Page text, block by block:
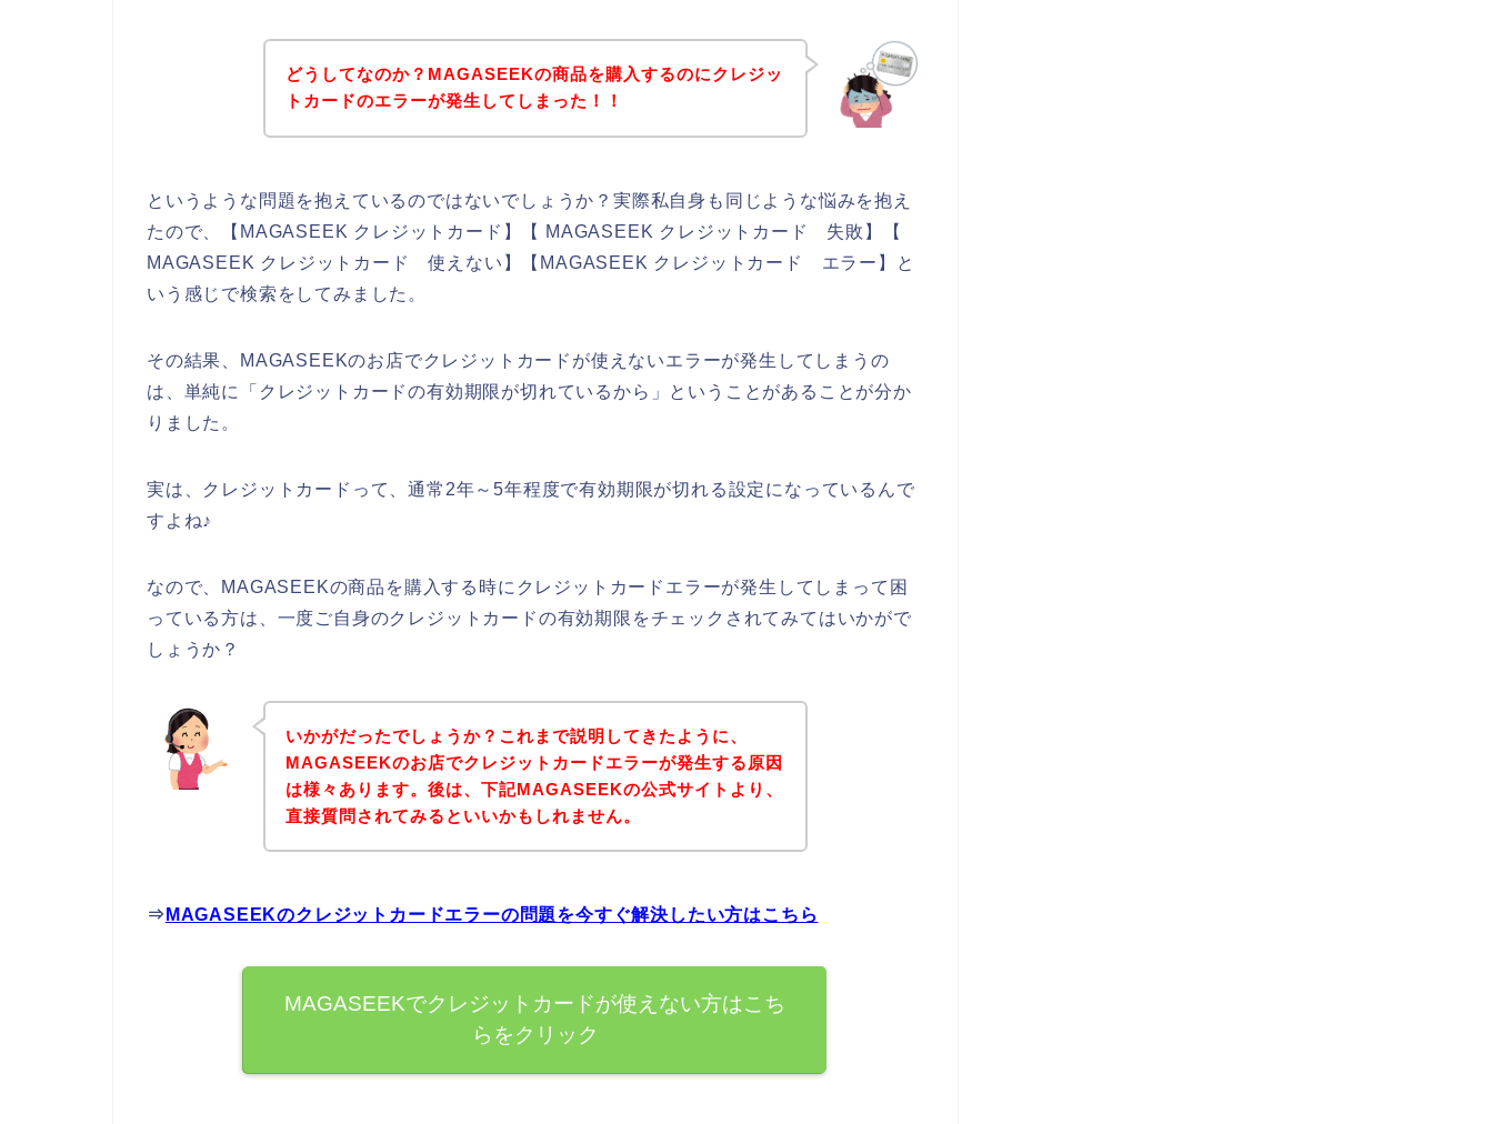
どうしてなのか？MAGASEEKの商品を購入するのにクレジッ
トカードのエラーが発生してしまった！！
というような問題を抱えているのではないでしょうか？実際私自身も同じような悩みを抱え
たので、【MAGASEEK クレジットカード】【 MAGASEEK クレジットカード 失敗】【
MAGASEEK クレジットカード 使えない】【MAGASEEK クレジットカード エラー】と
いう感じで検索をしてみました。
その結果、MAGASEEKのお店でクレジットカードが使えないエラーが発生してしまうの
は、単純に「クレジットカードの有効期限が切れているから」ということがあることが分か
りました。
実は、クレジットカードって、通常2年～5年程度で有効期限が切れる設定になっているんで
すよね♪
なので、MAGASEEKの商品を購入する時にクレジットカードエラーが発生してしまって困
っている方は、一度ご自身のクレジットカードの有効期限をチェックされてみてはいかがで
しょうか？
いかがだったでしょうか？これまで説明してきたように、
MAGASEEKのお店でクレジットカードエラーが発生する原因
は様々あります。後は、下記MAGASEEKの公式サイトより、
直接質問されてみるといいかもしれません。
⇒ MAGASEEKのクレジットカードエラーの問題を今すぐ解決したい方はこちら
MAGASEEKでクレジットカードが使えない方はこち
らをクリック